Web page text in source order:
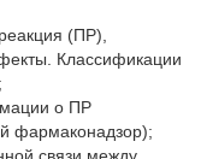
(ПР),
Классификации
о ПР
фармаконадзор);